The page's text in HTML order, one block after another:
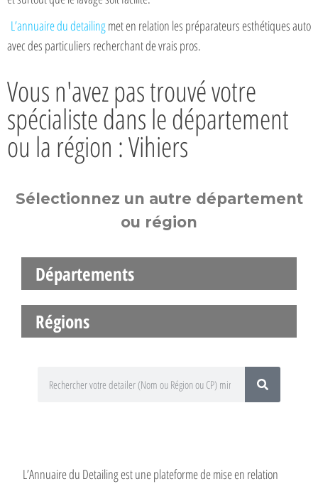
L’annuaire du detailingmet en relation les préparateurs esthétiques auto
avec des particuliers recherchant de vrais pros.
Vous n'avez pas trouvé votre
spécialiste dans le département
ou la région : Vihiers
Sélectionnez un autre département
ou région
Départements
Régions
L’Annuaire du Detailing est une plateforme de mise en relation